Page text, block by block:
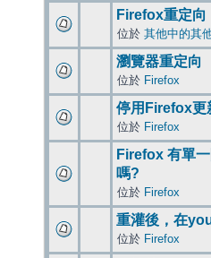
Firefox重定向
位於 其他中的其
瀏覽器重定向
位於 Firefox
停用Firefox更
位於 Firefox
Firefox 有單
嗎?
位於 Firefox
重灌後，在
位於 Firefox